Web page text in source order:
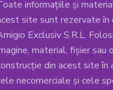
informațiile și
site sunt rezervate în
Exclusiv S.R.L.
material, fișier sau
din acest site în
necomerciale și cele